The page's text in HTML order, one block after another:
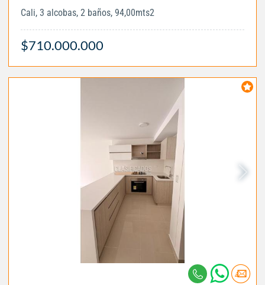
Cali, 3 alcobas, 2 baños, 94,00mts2
$710.000.000